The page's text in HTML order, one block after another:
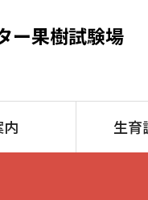
ー果樹試験場
生育